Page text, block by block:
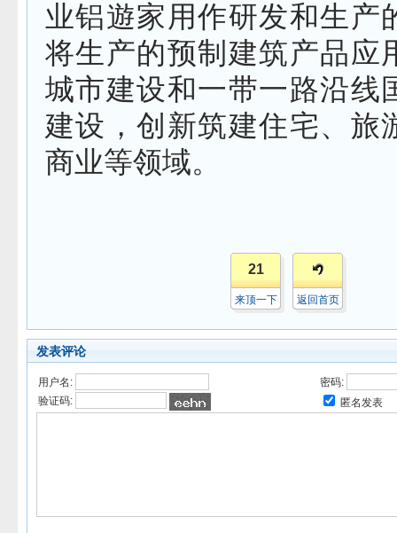
业铝遊家用作研发和生产
将生产的预制建筑产品应
城市建设和一带一路沿线
建设，创新筑建住宅、旅
商业等领域。
21
来顶一下 返回首页
发表评论
用户名:
密码:
验证码:
匿名发表